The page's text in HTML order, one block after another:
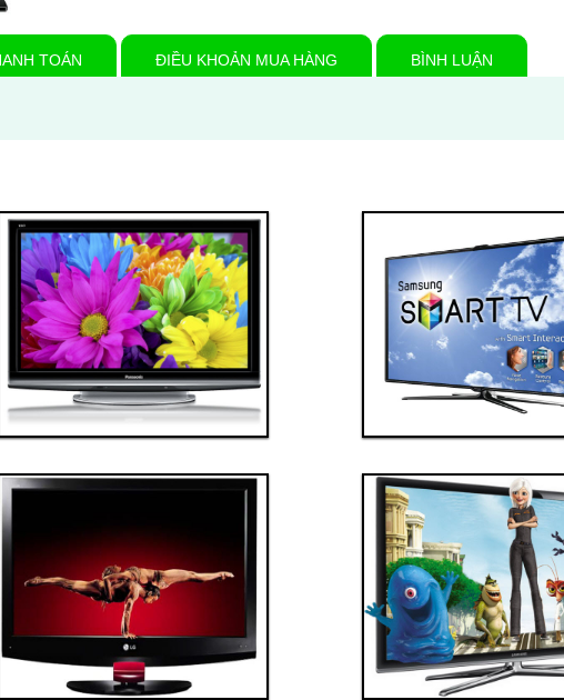
TOÁN ĐIỀU KHOẢN MUA HÀNG BÌNH LUẬN
Tivi 2
Giá: 40,000,000 VND
Xem chi tiết
Đặt hàng
Thanh toán ngay
Tivi 3
Giá: 60,000,000 VND
Xem chi tiết
Đặt hàng
Thanh toán ngay
Tivi 5
Giá: 100,000,000 VND
Xem chi tiết
Đặt hàng
Thanh toán ngay
Tivi 6
Giá: 90,000,000 VND
Xem chi tiết
Đặt hàng
Thanh toán ngay